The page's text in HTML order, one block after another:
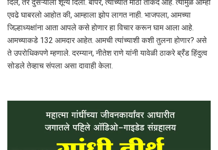
दिले, तर दुसऱ्याला शून्य दिला. बापरे, त्यांच्यात मोठी ताकद आहे. त्यामुळे आम्ही
एवढे घाबरलो आहोत की, आम्हाला झोप लागत नाही. भाजपला, आमच्या
जिल्हाध्यक्षांना आता आपले कसे होणार हा विचार करून घाम आला आहे.
आमच्याकडे 132 आमदार आहेत. आमची त्यांच्याशी कशी तुलना होणार? असे
ते उपरोधिकपणे म्हणाले. दरम्यान, नीतेश राणे यांनी यावेळी ठाकरे ब्रँड हिंदुत्व
सोडले तेव्हाच संपला असा दावाही केला.